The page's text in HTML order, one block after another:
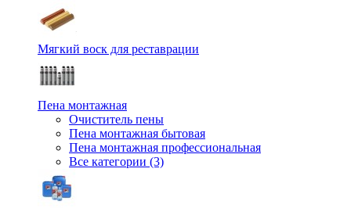
Мягкий воск для реставрации
Пена монтажная
Очиститель пены
Пена монтажная бытовая
Пена монтажная профессиональная
Все категории (3)